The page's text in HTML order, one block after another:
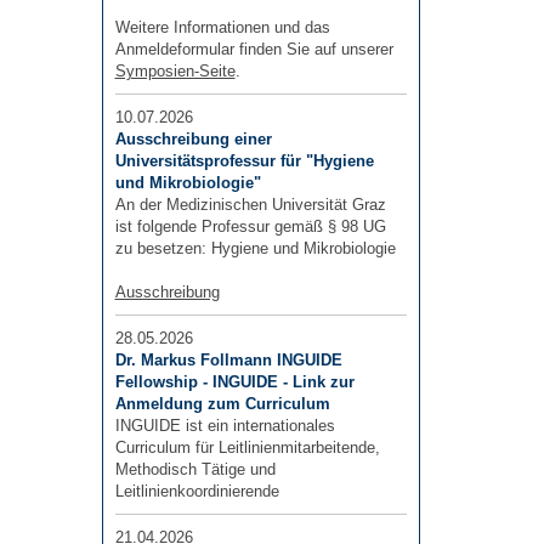
Weitere Informationen und das
Anmeldeformular finden Sie auf unserer
Symposien-Seite.
10.07.2026
Ausschreibung einer
Universitätsprofessur für "Hygiene
und Mikrobiologie"
An der Medizinischen Universität Graz
ist folgende Professur gemäß § 98 UG
zu besetzen: Hygiene und Mikrobiologie
Ausschreibung
28.05.2026
Dr. Markus Follmann INGUIDE
Fellowship - INGUIDE - Link zur
Anmeldung zum Curriculum
INGUIDE ist ein internationales
Curriculum für Leitlinienmitarbeitende,
Methodisch Tätige und
Leitlinienkoordinierende
21.04.2026